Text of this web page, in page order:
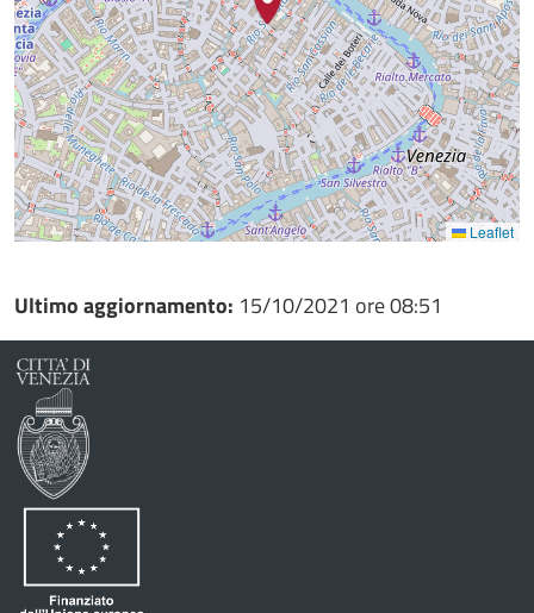
Leaflet
Ultimo aggiornamento: 15/10/2021 ore 08:51